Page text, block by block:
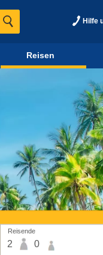
Hilfe
Reisen
Reisende